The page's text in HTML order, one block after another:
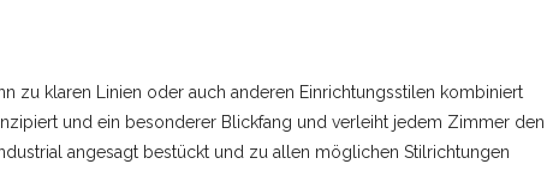
zu klaren Linien oder auch anderen Einrichtungsstilen kombiniert
und ein besonderer Blickfang und verleiht jedem Zimmer den
angesagt bestückt und zu allen möglichen Stilrichtungen